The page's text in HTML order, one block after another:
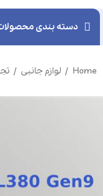
دسته بندی
Home لوازم جانبی